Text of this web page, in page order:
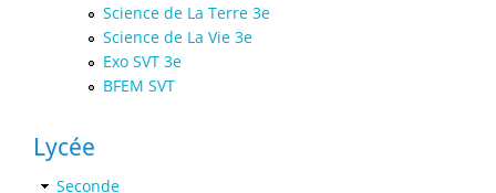
Science de La Terre 3e
Science de La Vie 3e
Exo SVT 3e
BFEM SVT
Lycée
Seconde